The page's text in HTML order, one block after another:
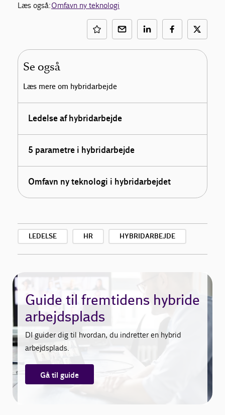
Læs også:Omfavn ny teknologi
Se også
Læs mere om hybridarbejde
Ledelse af hybridarbejde
5 parametre i hybridarbejde
Omfavn ny teknologi i hybridarbejdet
LEDELSE HR HYBRIDARBEJDE
Guide til fremtidens hybride
arbejdsplads
DI guider dig til hvordan, du indretter en hybrid
arbejdsplads.
Gå til guide